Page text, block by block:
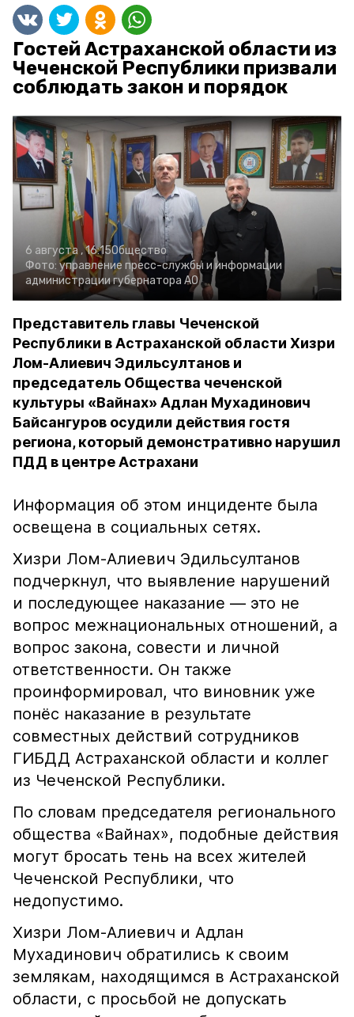
Гостей Астраханской области из
Чеченской Республики призвали
соблюдать закон и порядок
6 августа , 16:15Общество
Фото: управление пресс-службы и информации
администрации губернатора АО
Представитель главы Чеченской
Республики в Астраханской области Хизри
Лом-Алиевич Эдильсултанов и
председатель Общества чеченской
культуры «Вайнах» Адлан Мухадинович
Байсангуров осудили действия гостя
региона, который демонстративно нарушил
ПДД в центре Астрахани
Информация об этом инциденте была
освещена в социальных сетях.
Хизри Лом-Алиевич Эдильсултанов
подчеркнул, что выявление нарушений
и последующее наказание — это не
вопрос межнациональных отношений, а
вопрос закона, совести и личной
ответственности. Он также
проинформировал, что виновник уже
понёс наказание в результате
совместных действий сотрудников
ГИБДД Астраханской области и коллег
из Чеченской Республики.
По словам председателя регионального
общества «Вайнах», подобные действия
могут бросать тень на всех жителей
Чеченской Республики, что
недопустимо.
Хизри Лом-Алиевич и Адлан
Мухадинович обратились к своим
землякам, находящимся в Астраханской
области, с просьбой не допускать